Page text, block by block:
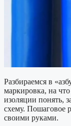
Разбираемся в
маркировка, на
изоляции понять,
схему. Пошаговое
своими руками.